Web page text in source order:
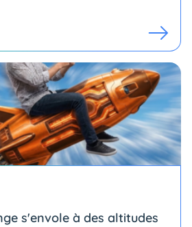
s'envole à des altitudes